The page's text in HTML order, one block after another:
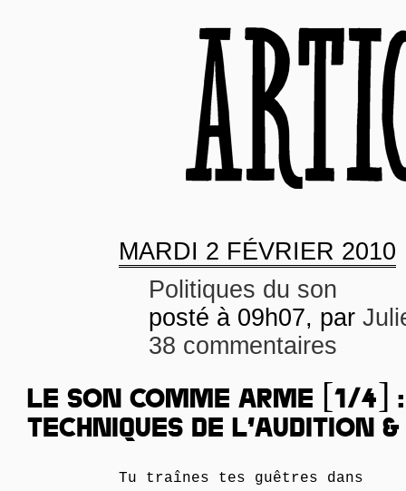
MARDI 2 FÉVRIER 2010
Politiques du son
posté à 09h07, par
38 commentaires
LE SON COMME ARME [1/4] :
TECHNIQUES DE L’AUDITION
Tu traînes tes guêtres dans